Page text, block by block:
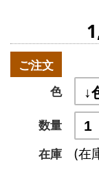
ご注文
色
数量
在庫
(在